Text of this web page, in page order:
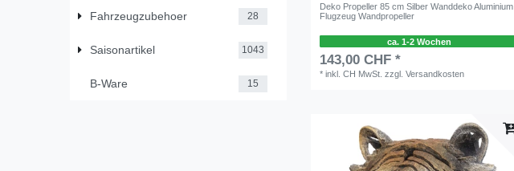
Fahrzeugzubehoer 28
Saisonartikel 1043
B-Ware 15
Deko Propeller 85 cm Silber Wanddeko Aluminium
Flugzeug Wandpropeller
ca. 1-2 Wochen
143,00 CHF *
*inkl. CH MwSt. zzgl.Versandkosten